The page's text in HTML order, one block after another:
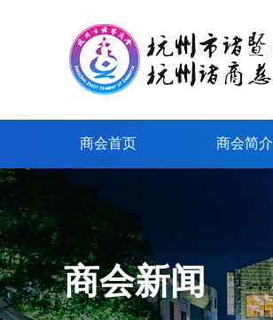
商会首页 商会简介
商会新闻